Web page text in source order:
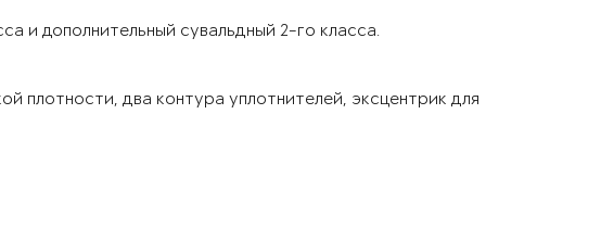
и дополнительный сувальдный 2-го класса.
плотности, два контура уплотнителей, эксцентрик для